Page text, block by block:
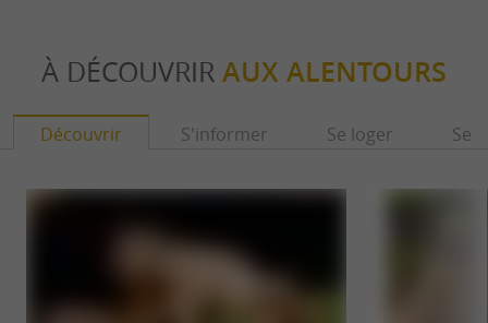
À DÉCOUVRIR AUX ALENTOURS
Découvrir S'informer Se loger Se